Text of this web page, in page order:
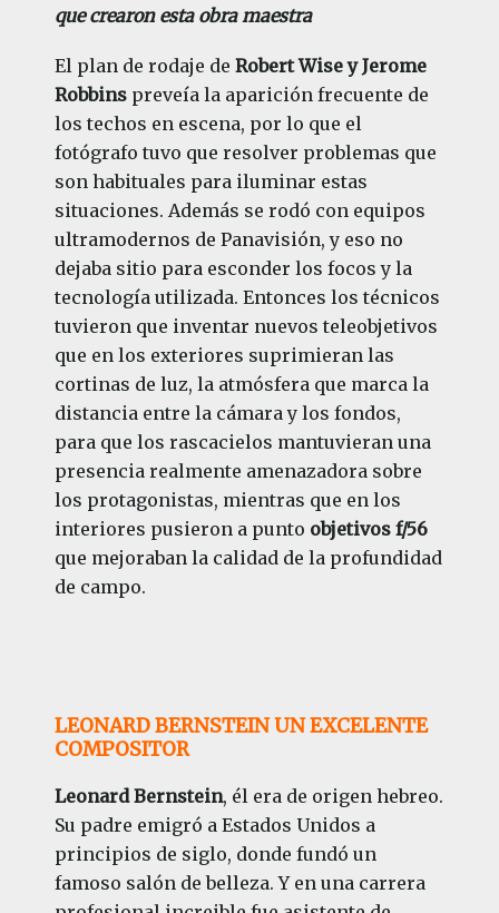
que crearon esta obra maestra
El plan de rodaje de Robert Wise y Jerome
Robbinspreveía la aparición frecuente de
los techos en escena, por lo que el
fotógrafo tuvo que resolver problemas que
son habituales para iluminar estas
situaciones. Además se rodó con equipos
ultramodernos de Panavisión, y eso no
dejaba sitio para esconder los focos y la
tecnología utilizada. Entonces los técnicos
tuvieron que inventar nuevos teleobjetivos
que en los exteriores suprimieran las
cortinas de luz, la atmósfera que marca la
distancia entre la cámara y los fondos,
para que los rascacielos mantuvieran una
presencia realmente amenazadora sobre
los protagonistas, mientras que en los
interiores pusieron a punto objetivos f/56
que mejoraban la calidad de la profundidad
de campo.
LEONARD BERNSTEIN UN EXCELENTE
COMPOSITOR
Leonard Bernstein, él era de origen hebreo.
Su padre emigró a Estados Unidos a
principios de siglo, donde fundó un
famoso salón de belleza. Y en una carrera